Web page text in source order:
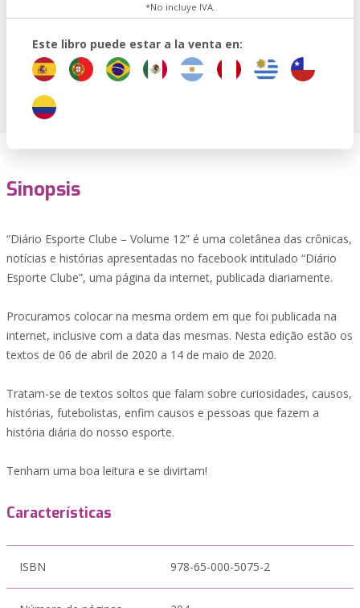
*No incluye IVA.
Este libro puede estar a la venta en:
Sinopsis
“Diário Esporte Clube – Volume 12” é uma coletânea das crônicas,
notícias e histórias apresentadas no facebook intitulado “Diário
Esporte Clube”, uma página da internet, publicada diariamente.
Procuramos colocar na mesma ordem em que foi publicada na
internet, inclusive com a data das mesmas. Nesta edição estão os
textos de 06 de abril de 2020 a 14 de maio de 2020.
Tratam-se de textos soltos que falam sobre curiosidades, causos,
histórias, futebolistas, enfim causos e pessoas que fazem a
história diária do nosso esporte.
Tenham uma boa leitura e se divirtam!
Características
ISBN 978-65-000-5075-2